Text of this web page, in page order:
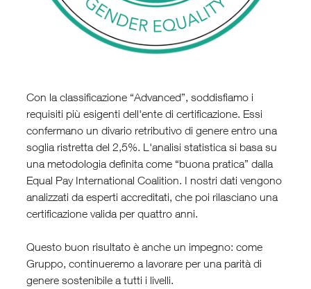
Con la classificazione “Advanced”, soddisfiamo i
requisiti più esigenti dell'ente di certificazione. Essi
confermano un divario retributivo di genere entro una
soglia ristretta del 2,5%. L'analisi statistica si basa su
una metodologia definita come “buona pratica” dalla
Equal Pay International Coalition. I nostri dati vengono
analizzati da esperti accreditati, che poi rilasciano una
certificazione valida per quattro anni.
Questo buon risultato è anche un impegno: come
Gruppo, continueremo a lavorare per una parità di
genere sostenibile a tutti i livelli.